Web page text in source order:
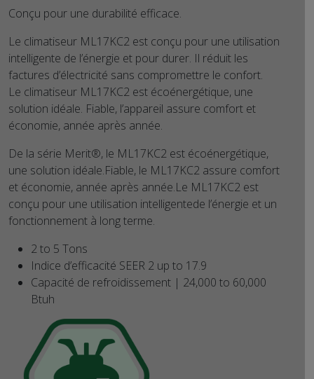
Conçu pour une durabilité efficace.
Le climatiseur ML17KC2 est conçu pour une utilisation
intelligente de l’énergie et pour durer. Il réduit les
factures d’électricité sans compromettre le confort.
Le climatiseur ML17KC2 est écoénergétique, une
solution idéale. Fiable, l’appareil assure comfort et
économie, année après année.
De la série Merit®, le ML17KC2 est écoénergétique,
une solution idéale.Fiable, le ML17KC2 assure comfort
et économie, année après année.Le ML17KC2 est
conçu pour une utilisation intelligentede l’énergie et un
fonctionnement à long terme.
2 to 5 Tons
Indice d’efficacité SEER 2 up to 17.9
Capacité de refroidissement | 24,000 to 60,000
Btuh